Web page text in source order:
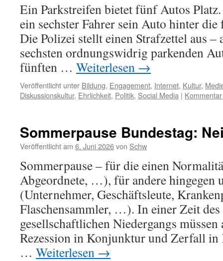
Ein Parkstreifen bietet fünf Autos
ein sechster Fahrer sein Auto hinter
Die Polizei stellt einen Strafzettel aus –
sechsten ordnungswidrig parkenden
fünften … Weiterlesen →
Veröffentlicht unter Bildung, Engagement, Internet, Kultur,
Diskussionskultur, Ehrlichkeit, Politik, Social Media |
Sommerpause Bundestag:
Veröffentlicht am 6. Juni 2026von Schw
Sommerpause – für die einen
Abgeordnete, …), für andere hingegen
(Unternehmer, Geschäftsleute,
Flaschensammler, …). In einer Zeit
gesellschaftlichen Niedergangs müssen
Rezession in Konjunktur und Zerfall in
… Weiterlesen →